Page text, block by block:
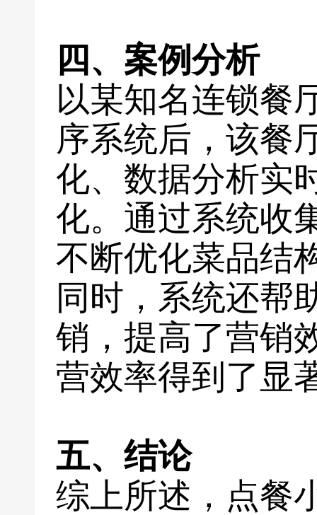
四、案例分析
以某知名连锁餐
序系统后，该餐
化、数据分析实
化。通过系统收
不断优化菜品结
同时，系统还帮
销，提高了营销
营效率得到了显
五、结论
综上所述，点餐